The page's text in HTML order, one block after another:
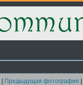
Предыдущая фотография